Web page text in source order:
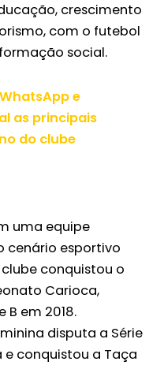
crescimento
com o futebol
social.
e
as principais
do clube
uma equipe
cenário esportivo
clube conquistou o
Carioca,
B em 2018.
disputa a Série
conquistou a Taça